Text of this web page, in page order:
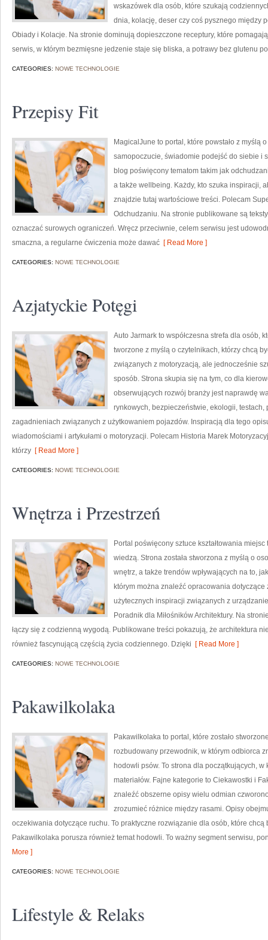
wskazówek dla osób, które szukają
dnia, kolację, deser czy coś pysznego między
Obiady i Kolacje. Na stronie dominują dopieszczone receptury, które
serwis, w którym bezmięsne jedzenie staje się bliska, a potrawy bez glutenu
CATEGORIES: NOWE TECHNOLOGIE
Przepisy Fit
MagicalJune to portal, które powstało z myślą
samopoczucie, świadomie podejść do siebie i
blog poświęcony tematom takim jak
a także wellbeing. Każdy, kto szuka inspiracji,
znajdzie tutaj wartościowe treści. Polecam
Odchudzaniu. Na stronie publikowane są
oznaczać surowych ograniczeń. Wręcz przeciwnie, celem serwisu jest
smaczna, a regularne ćwiczenia może dawać [ Read More ]
CATEGORIES: NOWE TECHNOLOGIE
Azjatyckie Potęgi
Auto Jarmark to współczesna strefa dla osób,
tworzone z myślą o czytelnikach, którzy chcą
związanych z motoryzacją, ale jednocześnie
sposób. Strona skupia się na tym, co dla
obserwujących rozwój branży jest naprawdę
rynkowych, bezpieczeństwie, ekologii,
zagadnieniach związanych z użytkowaniem pojazdów. Inspiracją dla tego
wiadomościami i artykułami o motoryzacji. Polecam Historia Marek
którzy [ Read More ]
CATEGORIES: NOWE TECHNOLOGIE
Wnętrza i Przestrzeń
Portal poświęcony sztuce kształtowania
wiedzą. Strona została stworzona z myślą o
wnętrz, a także trendów wpływających na to,
którym można znaleźć opracowania
użytecznych inspiracji związanych z
Poradnik dla Miłośników Architektury. Na
łączy się z codzienną wygodą. Publikowane treści pokazują, że architektura
również fascynującą częścią życia codziennego. Dzięki [ Read More ]
CATEGORIES: NOWE TECHNOLOGIE
Pakawilkolaka
Pakawilkolaka to portal, które zostało
rozbudowany przewodnik, w którym odbiorca
hodowli psów. To strona dla początkujących,
materiałów. Fajne kategorie to Ciekawostki i
znaleźć obszerne opisy wielu odmian
zrozumieć różnice między rasami. Opisy
oczekiwania dotyczące ruchu. To praktyczne rozwiązanie dla osób, które
Pakawilkolaka porusza również temat hodowli. To ważny segment serwisu,
More ]
CATEGORIES: NOWE TECHNOLOGIE
Lifestyle & Relaks